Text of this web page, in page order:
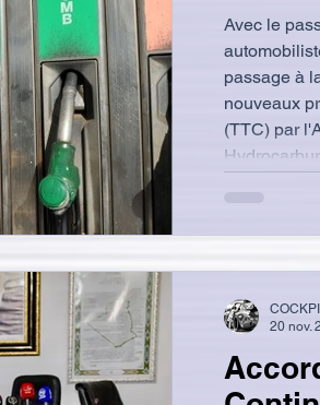
Avec le
passage à
nouveaux
(TTC) par
Litre
20 nov.